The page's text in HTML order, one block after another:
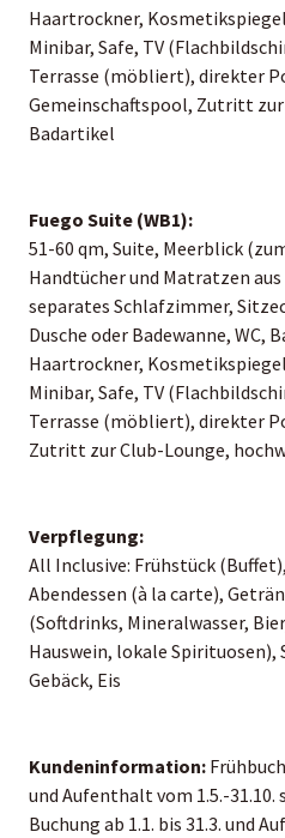
Haartrockner,
Minibar, Safe, TV
Terrasse (möbliert), direkter
Gemeinschaftspool, Zutritt
Badartikel
Fuego Suite (WB1):
51-60 qm, Suite, Meerblick
Handtücher und Matratzen
separates Schlafzimmer,
Dusche oder Badewanne, WC,
Haartrockner,
Minibar, Safe, TV
Terrasse (möbliert), direkter
Zutritt zur Club-Lounge,
Verpflegung:
All Inclusive: Frühstück
Abendessen (à la carte),
(Softdrinks, Mineralwasser,
Hauswein, lokale Spirituosen),
Gebäck, Eis
Kundeninformation:
und Aufenthalt vom 1.5.-31.10.
Buchung ab 1.1. bis 31.3. und